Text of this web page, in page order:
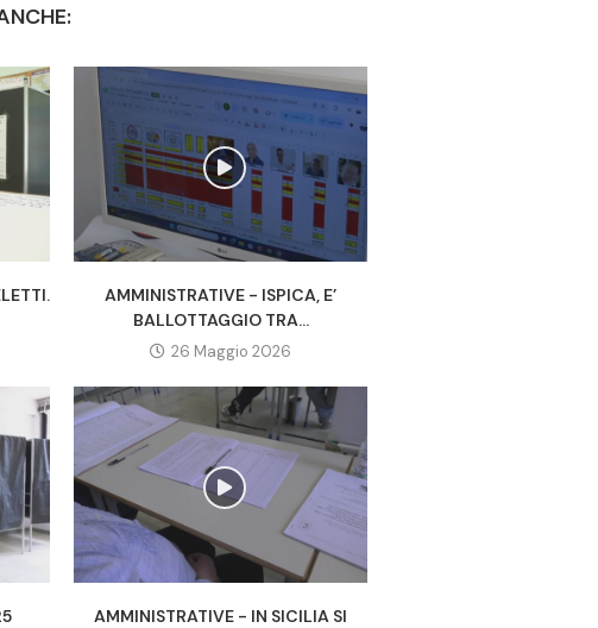
AMMINISTRATIVE - ISPICA, E’
BALLOTTAGGIO TRA...
26 Maggio 2026
AMMINISTRATIVE - IN SICILIA SI